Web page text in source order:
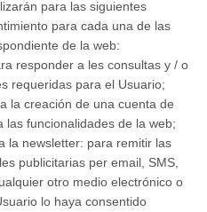
para las siguientes
para cada una de las
de la web:
responder a les consultas y / o
requeridas para el Usuario;
la creación de una cuenta de
las funcionalidades de la web;
la newsletter: para remitir las
publicitarias per email, SMS,
otro medio electrónico o
lo haya consentido